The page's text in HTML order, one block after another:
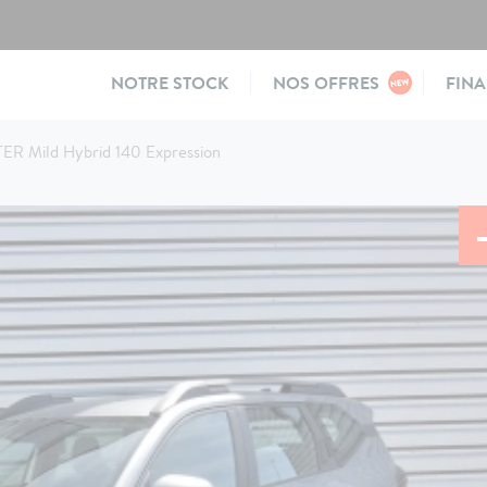
Main
NOTRE STOCK NOS OFFRES
Mild Hybrid 140 Expression